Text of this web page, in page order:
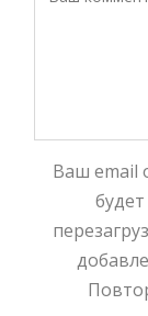
Ваш email